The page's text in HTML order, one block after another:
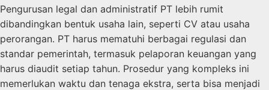
Pengurusan legal dan administratif PT lebih rumit
dibandingkan bentuk usaha lain, seperti CV atau usaha
perorangan. PT harus mematuhi berbagai regulasi dan
standar pemerintah, termasuk pelaporan keuangan yang
harus diaudit setiap tahun. Prosedur yang kompleks ini
memerlukan waktu dan tenaga ekstra, serta bisa menjadi